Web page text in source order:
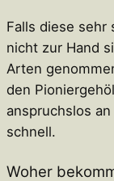
Falls diese sehr
nicht zur Hand
Arten
den
anspruchslos
schnell.
Woher